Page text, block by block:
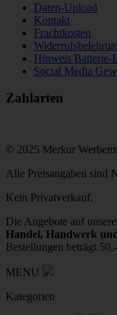
Daten-Upload
Kontakt
Frachtkosten
Hinweis Batterie-
Social Media
Zahlarten
© 2025 Merkur
Alle Preisangaben sind
Kein Privatverkauf.
Die Angebote auf
Handel, Handwerk
Bestellungen beträgt
MENU
Kategorien